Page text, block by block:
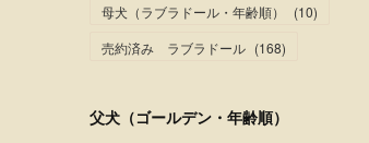
母犬（ラブラドール・年齢順）
(10)
売約済み ラブラドール (168)
父犬（ゴールデン・年齢順）